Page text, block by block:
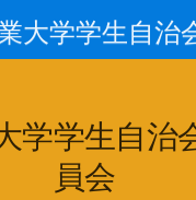
学学生自治
員会